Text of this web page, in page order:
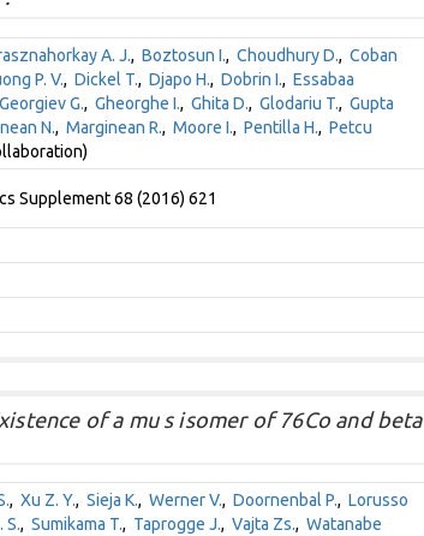
A. J., Boztosun I., Choudhury D., Coban
P. V., Dickel T., Djapo H., Dobrin I., Essabaa
Georgiev G., Gheorghe I., Ghita D., Glodariu T., Gupta
N., Marginean R., Moore I., Pentilla H., Petcu
Supplement 68 (2016) 621
of a mu s isomer of 76Co and beta
, Xu Z. Y., Sieja K., Werner V., Doornenbal P., Lorusso
S., Sumikama T., Taprogge J., Vajta Zs., Watanabe